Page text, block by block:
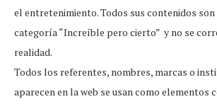
el entretenimiento. Todos sus contenidos
categoría “Increíble pero cierto” y no se
realidad.
Todos los referentes, nombres, marcas o
aparecen en la web se usan como elementos